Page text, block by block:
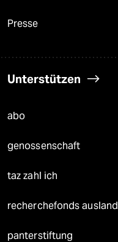
Presse
Unterstützen
abo
genossenschaft
taz zahl ich
recherchefonds ausland
panterstiftung